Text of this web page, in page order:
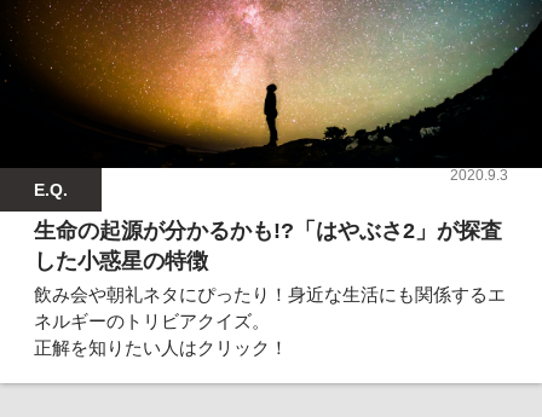
E.Q.
2020.9.3
生命の起源が分かるかも!?「はやぶさ2」が探査
した小惑星の特徴
飲み会や朝礼ネタにぴったり！身近な生活にも関係するエ
ネルギーのトリビアクイズ。
正解を知りたい人はクリック！